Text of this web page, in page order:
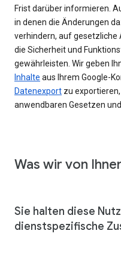
Frist darüber informieren.
in denen die Änderungen
verhindern, auf
die Sicherheit und
gewährleisten. Wir geben
Inhalte aus Ihrem Google-
Datenexport zu
anwendbaren Gesetzen
Was wir von
Sie halten diese
dienstspezifische